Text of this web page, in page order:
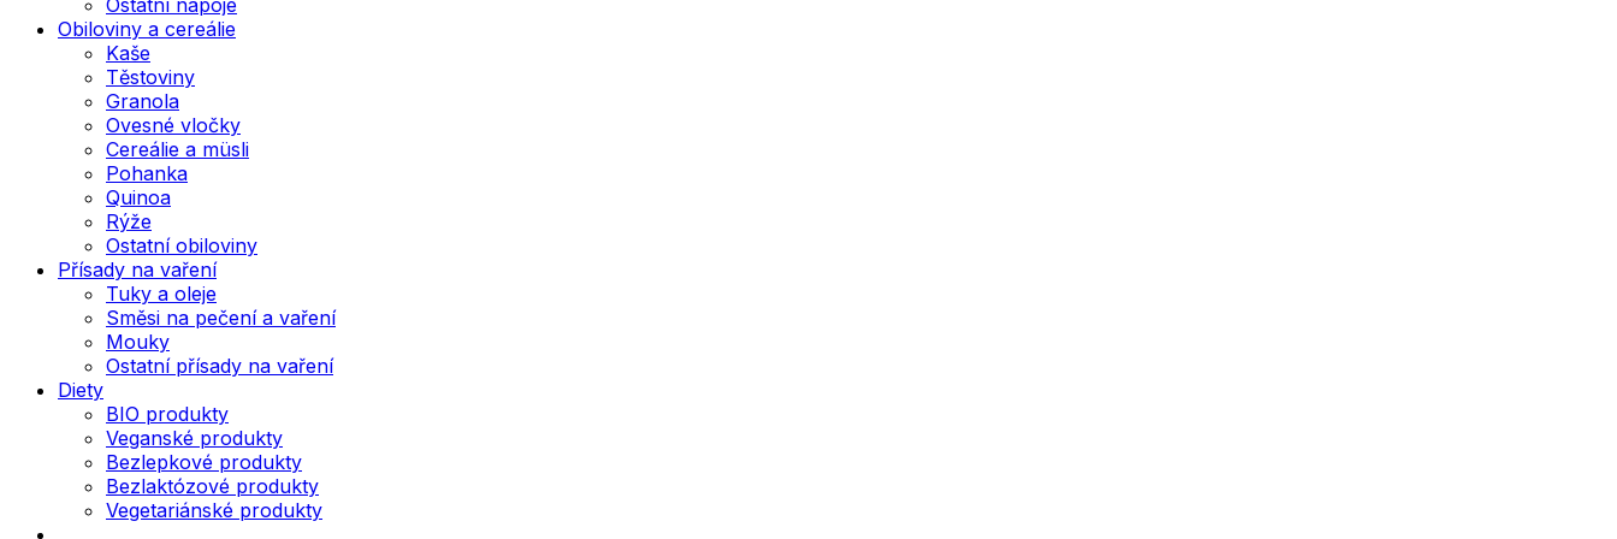
Obiloviny a cereálie
Kaše
Těstoviny
Granola
Ovesné vločky
Cereálie a müsli
Pohanka
Quinoa
Rýže
Ostatní obiloviny
Přísady na vaření
Tuky a oleje
Směsi na pečení a vaření
Mouky
Ostatní přísady na vaření
Diety
BIO produkty
Veganské produkty
Bezlepkové produkty
Bezlaktózové produkty
Vegetariánské produkty